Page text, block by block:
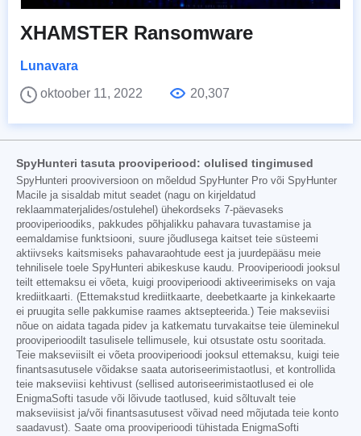
XHAMSTER Ransomware
Lunavara
oktoober 11, 2022
20,307
SpyHunteri tasuta prooviperiood: olulised tingimused
SpyHunteri prooviversioon on mõeldud SpyHunter Pro või SpyHunter
Macile ja sisaldab mitut seadet (nagu on kirjeldatud
reklaammaterjalides/ostulehel) ühekordseks 7-päevaseks
prooviperioodiks, pakkudes põhjalikku pahavara tuvastamise ja
eemaldamise funktsiooni, suure jõudlusega kaitset teie süsteemi
aktiivseks kaitsmiseks pahavaraohtude eest ja juurdepääsu meie
tehnilisele toele SpyHunteri abikeskuse kaudu. Prooviperioodi jooksul
teilt ettemaksu ei võeta, kuigi prooviperioodi aktiveerimiseks on vaja
krediitkaarti. (Ettemakstud krediitkaarte, deebetkaarte ja kinkekaarte
ei pruugita selle pakkumise raames aktsepteerida.) Teie makseviisi
nõue on aidata tagada pidev ja katkematu turvakaitse teie üleminekul
prooviperioodilt tasulisele tellimusele, kui otsustate ostu sooritada.
Teie makseviisilt ei võeta prooviperioodi jooksul ettemaksu, kuigi teie
finantsasutusele võidakse saata autoriseerimistaotlusi, et kontrollida
teie makseviisi kehtivust (sellised autoriseerimistaotlused ei ole
EnigmaSofti tasude või lõivude taotlused, kuid sõltuvalt teie
makseviisist ja/või finantsasutusest võivad need mõjutada teie konto
saadavust). Saate oma prooviperioodi tühistada EnigmaSofti